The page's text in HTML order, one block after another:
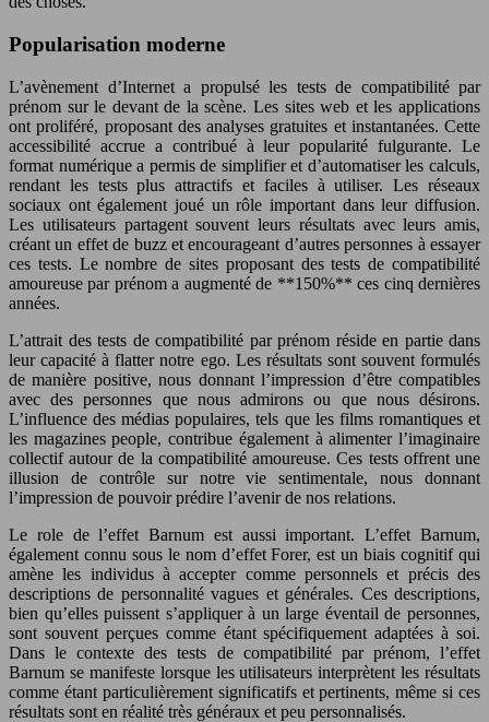
Popularisation moderne
L’avènement d’Internet a propulsé les tests de compatibilité par
prénom sur le devant de la scène. Les sites web et les applications
ont proliféré, proposant des analyses gratuites et instantanées. Cette
accessibilité accrue a contribué à leur popularité fulgurante. Le
format numérique a permis de simplifier et d’automatiser les calculs,
rendant les tests plus attractifs et faciles à utiliser. Les réseaux
sociaux ont également joué un rôle important dans leur diffusion.
Les utilisateurs partagent souvent leurs résultats avec leurs amis,
créant un effet de buzz et encourageant d’autres personnes à essayer
ces tests. Le nombre de sites proposant des tests de compatibilité
amoureuse par prénom a augmenté de **150%** ces cinq dernières
années.
L’attrait des tests de compatibilité par prénom réside en partie dans
leur capacité à flatter notre ego. Les résultats sont souvent formulés
de manière positive, nous donnant l’impression d’être compatibles
avec des personnes que nous admirons ou que nous désirons.
L’influence des médias populaires, tels que les films romantiques et
les magazines people, contribue également à alimenter l’imaginaire
collectif autour de la compatibilité amoureuse. Ces tests offrent une
illusion de contrôle sur notre vie sentimentale, nous donnant
l’impression de pouvoir prédire l’avenir de nos relations.
Le role de l’effet Barnum est aussi important. L’effet Barnum,
également connu sous le nom d’effet Forer, est un biais cognitif qui
amène les individus à accepter comme personnels et précis des
descriptions de personnalité vagues et générales. Ces descriptions,
bien qu’elles puissent s’appliquer à un large éventail de personnes,
sont souvent perçues comme étant spécifiquement adaptées à soi.
Dans le contexte des tests de compatibilité par prénom, l’effet
Barnum se manifeste lorsque les utilisateurs interprètent les résultats
comme étant particulièrement significatifs et pertinents, même si ces
résultats sont en réalité très généraux et peu personnalisés.